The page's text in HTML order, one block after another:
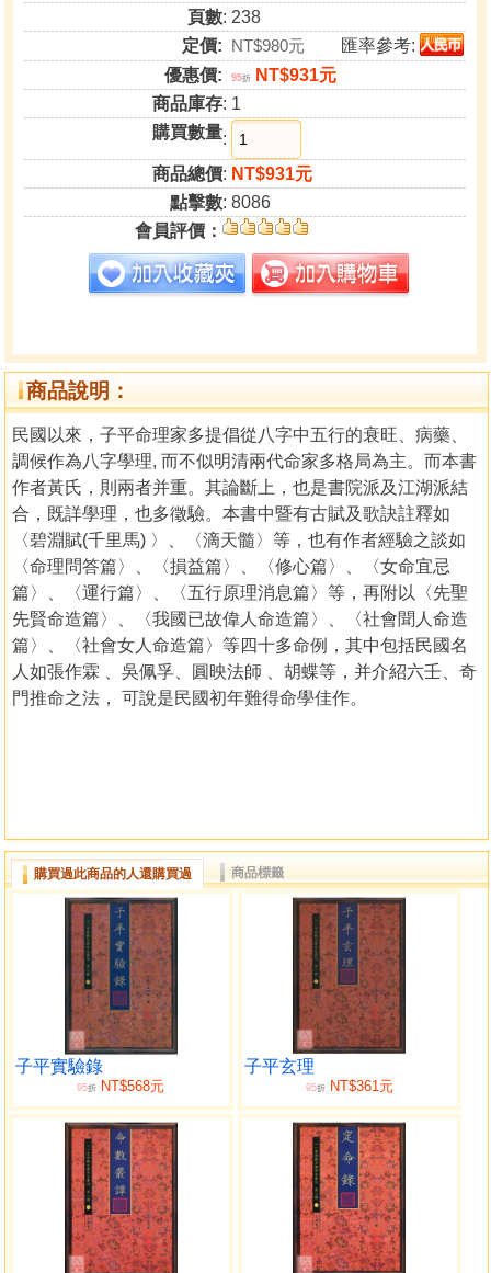
頁數: 238
定價: NT$980元
匯率參考:
優惠價:
95折
NT$931元
商品庫存: 1
購買數量:
商品總價: NT$931元
點擊數: 8086
會員評價：
商品說明：
民國以來，子平命理家多提倡從八字中五行的衰旺、病藥、
調候作為八字學理, 而不似明清兩代命家多格局為主。而本書
作者黃氏，則兩者并重。其論斷上，也是書院派及江湖派結
合，既詳學理，也多徵驗。本書中暨有古賦及歌訣註釋如
〈碧淵賦(千里馬) 〉、〈滴天髓〉等，也有作者經驗之談如
〈命理問答篇〉、〈損益篇〉、〈修心篇〉、〈女命宜忌
篇〉、〈運行篇〉、〈五行原理消息篇〉等，再附以〈先聖
先賢命造篇〉、〈我國已故偉人命造篇〉、〈社會聞人命造
篇〉、〈社會女人命造篇〉等四十多命例，其中包括民國名
人如張作霖 、吳佩孚、圓映法師 、胡蝶等，并介紹六壬、奇
門推命之法， 可說是民國初年難得命學佳作。
購買過此商品的人還購買過 商品標籤
子平實驗錄
95折 NT$568元
子平玄理
95折NT$361元